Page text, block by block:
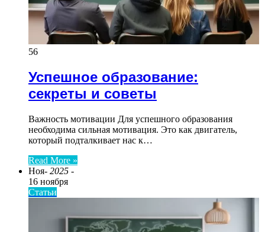
56
Успешное образование:
секреты и советы
Важность мотивации Для успешного образования
необходима сильная мотивация. Это как двигатель,
который подталкивает нас к…
Read More »
Ноя- 2025 -
16 ноября
Статьи